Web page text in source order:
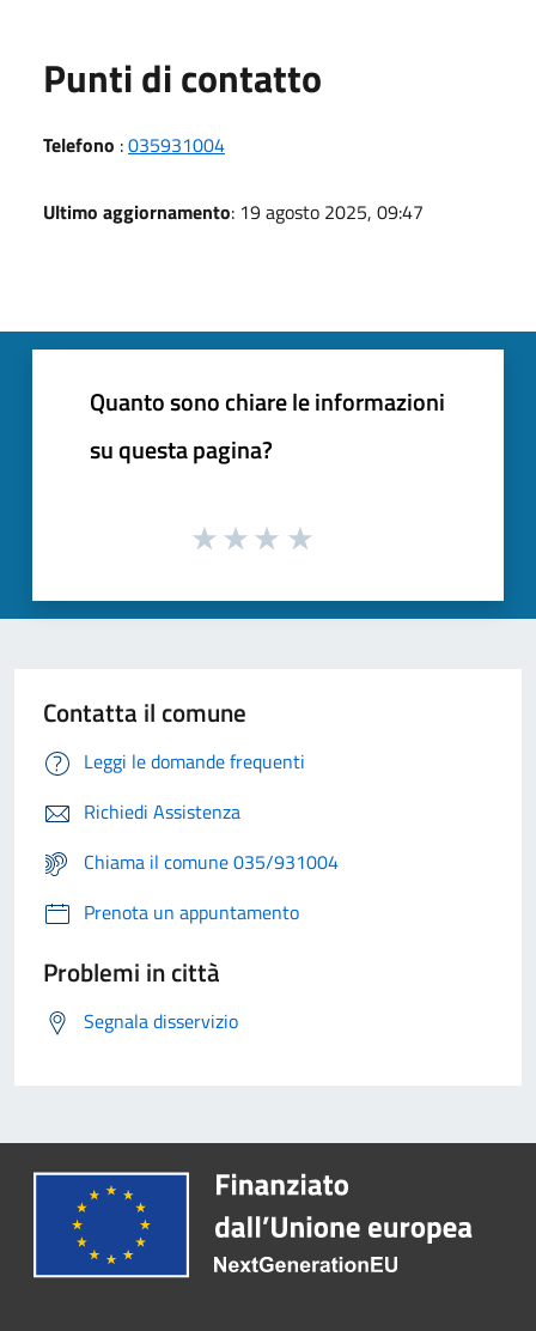
Punti di contatto
Telefono :035931004
Ultimo aggiornamento: 19 agosto 2025, 09:47
Quanto sono chiare le informazioni
su questa pagina?
Contatta il comune
Leggi le domande frequenti
Richiedi Assistenza
Chiama il comune 035/931004
Prenota un appuntamento
Problemi in città
Segnala disservizio